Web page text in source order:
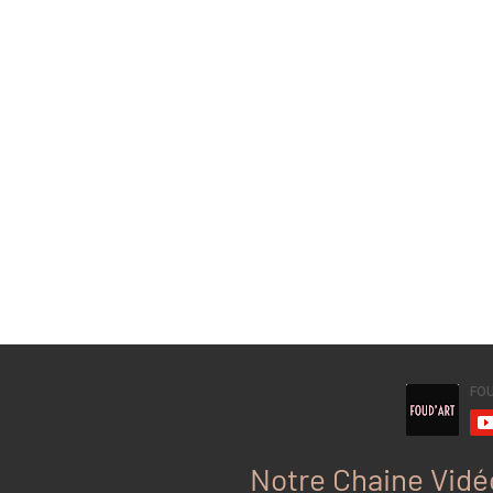
Notre Chaine